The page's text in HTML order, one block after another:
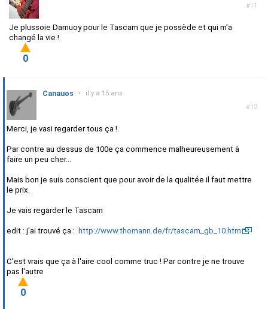
#11
Je plussoie Damuoy pour le Tascam que je possède et qui m'a
changé la vie !
0
#12
Canauos • il y a 15 ans
Merci, je vasi regarder tous ça !
Par contre au dessus de 100e ça commence malheureusement à
faire un peu cher...
Mais bon je suis conscient que pour avoir de la qualitée il faut mettre
le prix.
Je vais regarder le Tascam
edit : j'ai trouvé ça : http://www.thomann.de/fr/tascam_gb_10.htm
C'est vrais que ça à l'aire cool comme truc ! Par contre je ne trouve
pas l'autre
0